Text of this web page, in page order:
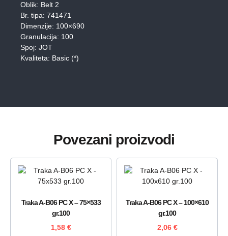
Oblik: Belt 2
Br. tipa: 741471
Dimenzije: 100×690
Granulacija: 100
Spoj: JOT
Kvaliteta: Basic (*)
Povezani proizvodi
Traka A-B06 PC X – 75×533
gr.100
1,58 €
Traka A-B06 PC X – 100×610
gr.100
2,06 €